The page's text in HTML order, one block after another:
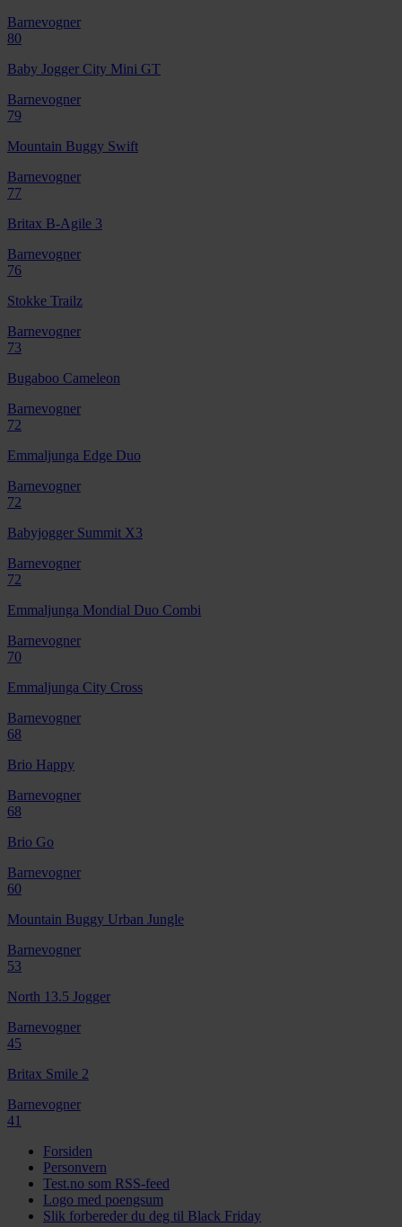
Barnevogner
80
Baby Jogger City Mini GT
Barnevogner
79
Mountain Buggy Swift
Barnevogner
77
Britax B-Agile 3
Barnevogner
76
Stokke Trailz
Barnevogner
73
Bugaboo Cameleon
Barnevogner
72
Emmaljunga Edge Duo
Barnevogner
72
Babyjogger Summit X3
Barnevogner
72
Emmaljunga Mondial Duo Combi
Barnevogner
70
Emmaljunga City Cross
Barnevogner
68
Brio Happy
Barnevogner
68
Brio Go
Barnevogner
60
Mountain Buggy Urban Jungle
Barnevogner
53
North 13.5 Jogger
Barnevogner
45
Britax Smile 2
Barnevogner
41
Forsiden
Personvern
Test.no som RSS-feed
Logo med poengsum
Slik forbereder du deg til Black Friday